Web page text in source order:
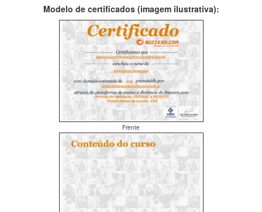
Modelo de certificados (imagem ilustrativa):
Frente